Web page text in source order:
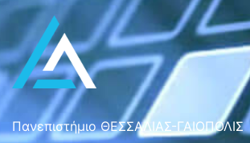
Πανεπιστήμιο ΘΕΣΣΑΛΙΑΣ-ΓΑΙΟΠΟΛΙΣ